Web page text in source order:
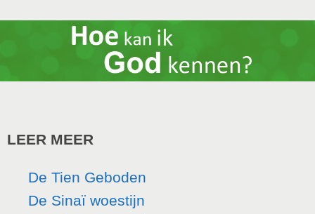
LEER MEER
De Tien Geboden
De Sinaï woestijn